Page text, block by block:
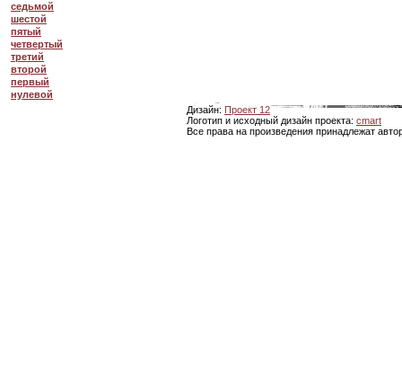
седьмой
шестой
пятый
четвертый
третий
второй
первый
нулевой
Дизайн: Проект 12
Логотип и исходный дизайн проекта: cmart
Все права на произведения принадлежат